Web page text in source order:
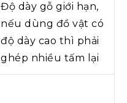
Độ dày gỗ giới hạn,
nếu dùng đồ vật có
độ dày cao thì phải
ghép nhiều tấm lại